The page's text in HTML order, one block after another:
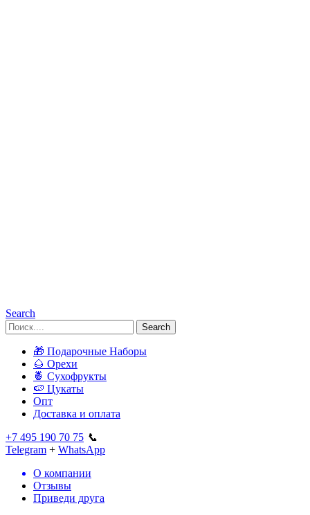
Search
Search
🎁 Подарочные Наборы
🌰 Орехи
🍍 Сухофрукты
🍉 Цукаты
Опт
Доставка и оплата
+7 495 190 70 75 📞
Telegram + WhatsApp
О компании
Отзывы
Приведи друга